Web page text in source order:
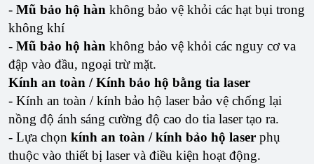
- Mũ bảo hộ hàn không bảo vệ khỏi các hạt bụi trong
không khí
- Mũ bảo hộ hàn không bảo vệ khỏi các nguy cơ va
đập vào đầu, ngoại trừ mặt.
Kính an toàn / Kính bảo hộ bằng tia laser
- Kính an toàn / kính bảo hộ laser bảo vệ chống lại
nồng độ ánh sáng cường độ cao do tia laser tạo ra.
- Lựa chọn kính an toàn / kính bảo hộ laser phụ
thuộc vào thiết bị laser và điều kiện hoạt động.